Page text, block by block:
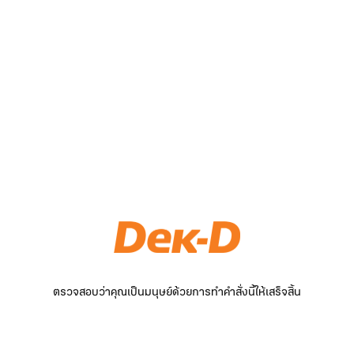
ตรวจสอบว่าคุณเป็นมนุษย์ด้วยการทำคำสั่งนี้ให้เสร็จสิ้น